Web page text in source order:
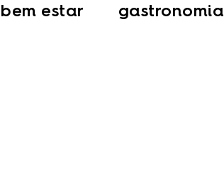
bem estar gastronomia